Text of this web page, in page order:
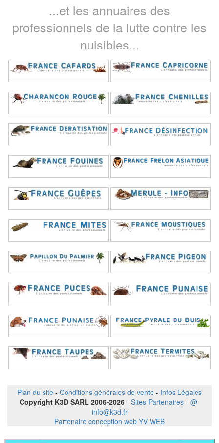
...et les annuaires des
professionnels de la lutte contre les
nuisibles...
Plan du site - Conditions générales de vente - Infos Légales
Copyright K3D SARL 2006-2026 - Sites Partenaires - @-
info@k3d.fr
Partenaire conception web YV WEB